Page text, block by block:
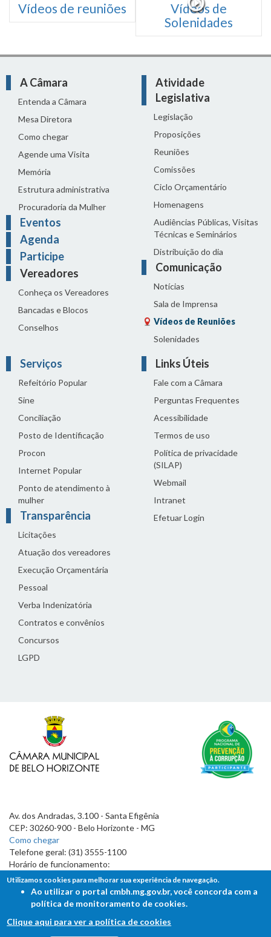
Vídeos de reuniões
Vídeos de
Solenidades
A Câmara
Entenda a Câmara
Mesa Diretora
Como chegar
Agende uma Visita
Memória
Estrutura administrativa
Procuradoria da Mulher
Eventos
Agenda
Participe
Vereadores
Conheça os Vereadores
Bancadas e Blocos
Conselhos
Atividade
Legislativa
Legislação
Proposições
Reuniões
Comissões
Ciclo Orçamentário
Homenagens
Audiências Públicas, Visitas
Técnicas e Seminários
Distribuição do dia
Comunicação
Notícias
Sala de Imprensa
Vídeos de Reuniões
Solenidades
Serviços
Refeitório Popular
Sine
Conciliação
Posto de Identificação
Procon
Internet Popular
Ponto de atendimento à
mulher
Transparência
Licitações
Atuação dos vereadores
Execução Orçamentária
Pessoal
Verba Indenizatória
Contratos e convênios
Concursos
LGPD
Links Úteis
Fale com a Câmara
Perguntas Frequentes
Acessibilidade
Termos de uso
Política de privacidade
(SILAP)
Webmail
Intranet
Efetuar Login
Av. dos Andradas, 3.100 - Santa Efigênia
CEP: 30260-900 - Belo Horizonte - MG
Como chegar
Telefone geral: (31) 3555-1100
Horário de funcionamento:
7h às 19h
Utilizamos cookies para melhorar sua experiência de navegação.
Ao utilizar o portal cmbh.mg.gov.br, você concorda com a
política de monitoramento de cookies.
Clique aqui para ver a política de cookies